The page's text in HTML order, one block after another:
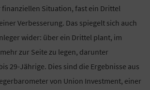
Situation, fast ein Drittel
Verbesserung. Das spiegelt sich auch
wider: über ein Drittel plant, im
zur Seite zu legen, darunter
29-Jährige. Dies sind die Ergebnisse aus
von Union Investment, einer